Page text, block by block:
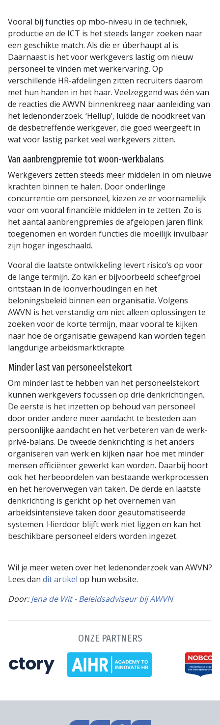
Vooral bij functies op mbo-niveau in de techniek,
productie en de ICT is het steeds langer zoeken naar
een geschikte match. Als die er überhaupt al is.
Daarnaast is het voor werkgevers lastig om nieuw
personeel te vinden met werkervaring. Op
verschillende HR-afdelingen zitten recruiters daarom
met hun handen in het haar. Veelzeggend was één van
de reacties die AWVN binnenkreeg naar aanleiding van
het ledenonderzoek. ‘Hellup’, luidde de noodkreet van
de desbetreffende werkgever, die goed weergeeft in
wat voor lastig parket veel werkgevers zitten.
Van aanbrengpremie tot woon-werkbalans
Werkgevers zetten steeds meer middelen in om nieuwe
krachten binnen te halen. Door onderlinge
concurrentie om personeel, kiezen ze er voornamelijk
voor om vooral financiële middelen in te zetten. Zo is
het aantal aanbrengpremies de afgelopen jaren flink
toegenomen en worden functies die moeilijk invulbaar
zijn hoger ingeschaald.
Vooral die laatste ontwikkeling levert risico’s op voor
de lange termijn. Zo kan er bijvoorbeeld scheefgroei
ontstaan in de loonverhoudingen en het
beloningsbeleid binnen een organisatie. Volgens
AWVN is het verstandig om niet alleen oplossingen te
zoeken voor de korte termijn, maar vooral te kijken
naar hoe de organisatie gewapend kan worden tegen
langdurige arbeidsmarktkrapte.
Minder last van personeelstekort
Om minder last te hebben van het personeelstekort
kunnen werkgevers focussen op drie denkrichtingen.
De eerste is het inzetten op behoud van personeel
door onder andere meer aandacht te besteden aan
persoonlijke aandacht en het verbeteren van de werk-
privé-balans. De tweede denkrichting is het anders
organiseren van werk en kijken naar hoe met minder
mensen efficiënter gewerkt kan worden. Daarbij hoort
ook het herbeoordelen van bestaande werkprocessen
en het heroverwegen van taken. De derde en laatste
denkrichting is gericht op het overnemen van
arbeidsintensieve taken door geautomatiseerde
systemen. Hierdoor blijft werk niet liggen en kan het
beschikbare personeel elders worden ingezet.
Wil je meer weten over het ledenonderzoek van AWVN?
Lees dan dit artikel op hun website.
Door:Jena de Wit - Beleidsadviseur bij AWVN
ONZE PARTNERS